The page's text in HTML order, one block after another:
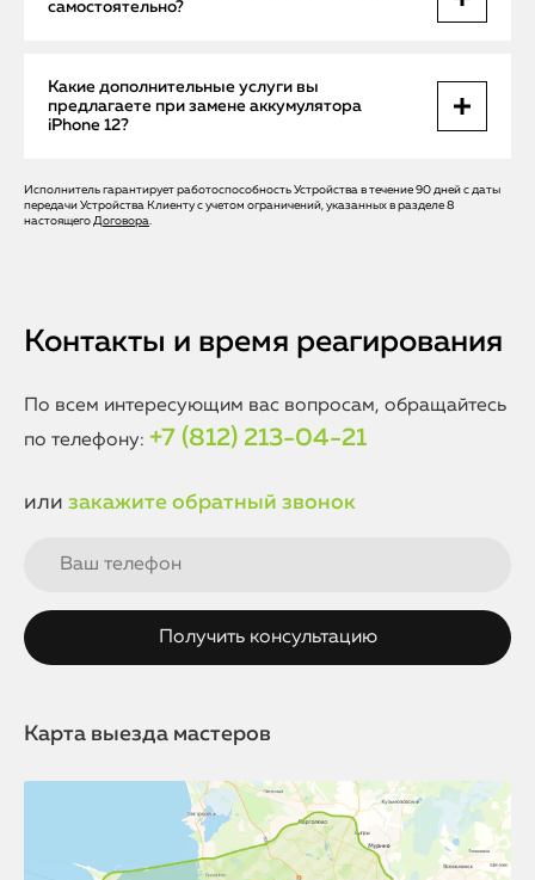
запасных частей, которые полностью соответствуют
самостоятельно?
квалифицированным специалистам. Самостоятельный
ремонт может привести к повреждению устройства или
мастера с многолетним опытом.
Какие дополнительные услуги вы
предлагаете при замене аккумулятора
iPhone 12?
Мы проводим комплексную диагностику устройства
перед заменой аккумулятора, проверяем работу всех
Исполнитель гарантирует работоспособность Устройства в течение 90 дней с даты
передачи Устройства Клиенту с учетом ограничений, указанных в разделе 8
настоящего Договора.
Контакты и время реагирования
По всем интересующим вас вопросам, обращайтесь
по телефону: +7 (812) 213-04-21
или закажите обратный звонок
Карта выезда мастеров